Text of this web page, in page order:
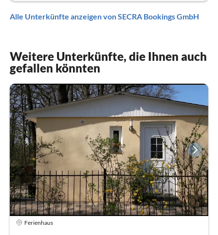
Alle Unterkünfte anzeigen von SECRA Bookings GmbH
Weitere Unterkünfte, die Ihnen auch
gefallen könnten
Ferienhaus